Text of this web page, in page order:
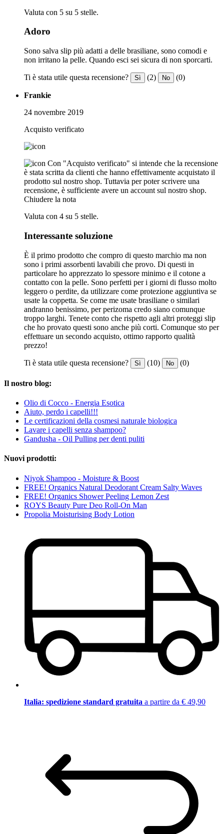
Valuta con 5 su 5 stelle.
Adoro
Sono salva slip più adatti a delle brasiliane, sono comodi e
non irritano la pelle. Quando esci sei sicura di non sporcarti.
Ti è stata utile questa recensione? Sì (2) No (0)
Frankie
24 novembre 2019
Acquisto verificato
Con "Acquisto verificato" si intende che la recensione
è stata scritta da clienti che hanno effettivamente acquistato il
prodotto sul nostro shop. Tuttavia per poter scrivere una
recensione, è sufficiente avere un account sul nostro shop.
Chiudere la nota
Valuta con 4 su 5 stelle.
Interessante soluzione
È il primo prodotto che compro di questo marchio ma non
sono i primi assorbenti lavabili che provo. Di questi in
particolare ho apprezzato lo spessore minimo e il cotone a
contatto con la pelle. Sono perfetti per i giorni di flusso molto
leggero o perdite, da utilizzare come protezione aggiuntiva se
usate la coppetta. Se come me usate brasiliane o similari
andranno benissimo, per perizoma credo siano comunque
troppo larghi. Tenete conto che rispetto agli altri proteggi slip
che ho provato questi sono anche più corti. Comunque sto per
effettuare un secondo acquisto, ottimo rapporto qualità
prezzo!
Ti è stata utile questa recensione? Sì (10) No (0)
Il nostro blog:
Olio di Cocco - Energia Esotica
Aiuto, perdo i capelli!!!
Le certificazioni della cosmesi naturale biologica
Lavare i capelli senza shampoo?
Gandusha - Oil Pulling per denti puliti
Nuovi prodotti:
Niyok Shampoo - Moisture & Boost
FREE! Organics Natural Deodorant Cream Salty Waves
FREE! Organics Shower Peeling Lemon Zest
ROYS Beauty Pure Deo Roll-On Man
Propolia Moisturising Body Lotion
Italia: spedizione standard gratuita a partire da € 49,90